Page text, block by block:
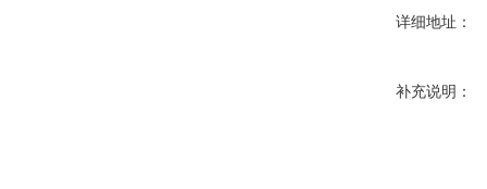
详细地址：
补充说明：